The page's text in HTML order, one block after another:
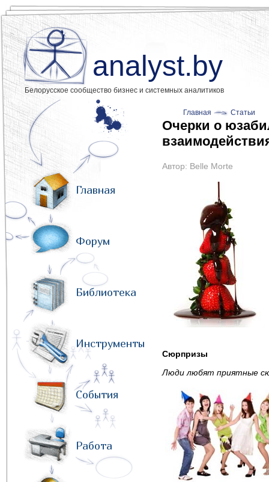
analyst.by
Белорусское сообщество бизнес и системных аналитиков
Главная
Форум
Библиотека
Инструменты
События
Работа
Главная Статьи
Очерки о
Автор: Belle Morte
Сюрпризы
Люди любят приятные